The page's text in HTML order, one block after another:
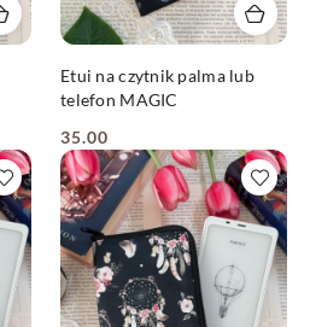
Etui na czytnik palma lub
telefon MAGIC
Cena:
35.00